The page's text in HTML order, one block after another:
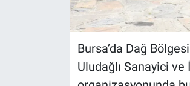
Bursa’da Dağ
Uludağlı Sanayici ve